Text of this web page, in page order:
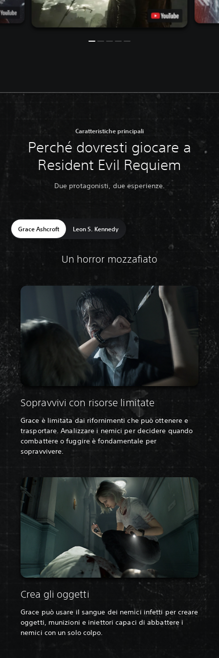
Caratteristiche principali
Perché dovresti giocare a
Resident Evil Requiem
Due protagonisti, due esperienze.
Grace Ashcroft Leon S. Kennedy
Un horror mozzafiato
Sopravvivi con risorse limitate
Grace è limitata dai rifornimenti che può ottenere e
trasportare. Analizzare i nemici per decidere quando
combattere o fuggire è fondamentale per
sopravvivere.
Crea gli oggetti
Grace può usare il sangue dei nemici infetti per creare
oggetti, munizioni e iniettori capaci di abbattere i
nemici con un solo colpo.